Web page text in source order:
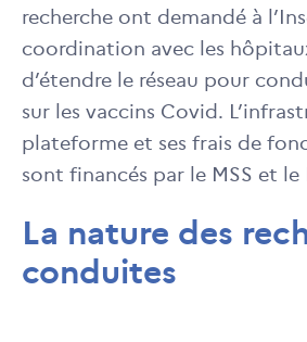
recherche ont demandé à
coordination avec les
d’étendre le réseau pour
sur les vaccins Covid.
plateforme et ses frais de
sont financés par le MSS et le
La nature des
conduites